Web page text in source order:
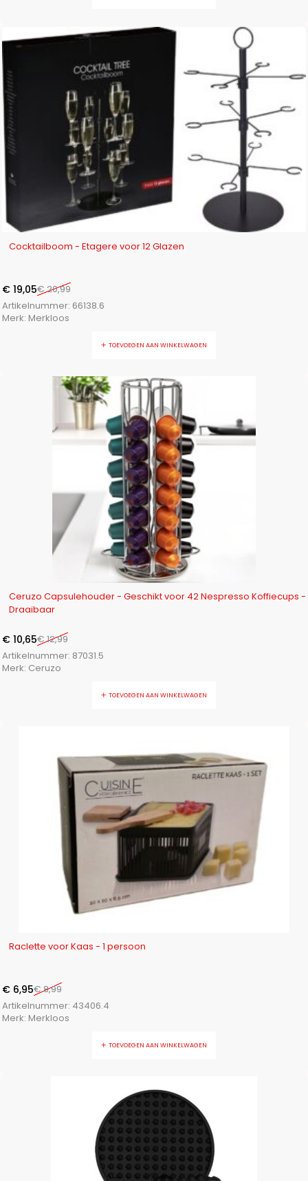
Cocktailboom - Etagere voor 12 Glazen
€20,99
€ 19,05
Artikelnummer: 66138.6
Merk: Merkloos
TOEVOEGEN AAN WINKELWAGEN
Ceruzo Capsulehouder - Geschikt voor 42 Nespresso Koffiecups -
Draaibaar
€12,99
€ 10,65
Artikelnummer: 87031.5
Merk: Ceruzo
TOEVOEGEN AAN WINKELWAGEN
Raclette voor Kaas - 1 persoon
€8,99
€ 6,95
Artikelnummer: 43406.4
Merk: Merkloos
TOEVOEGEN AAN WINKELWAGEN